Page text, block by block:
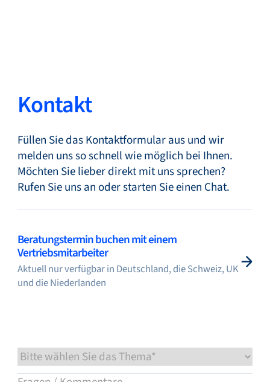
Suche... DE
Märkte
Flow Academy
Kontakt
Füllen Sie das Kontaktformular aus und wir
melden uns so schnell wie möglich bei Ihnen.
Möchten Sie lieber direkt mit uns sprechen?
Rufen Sie uns an oder starten Sie einen Chat.
Beratungstermin buchen mit einem
Vertriebsmitarbeiter
Aktuell nur verfügbar in Deutschland, die Schweiz, UK
und die Niederlanden